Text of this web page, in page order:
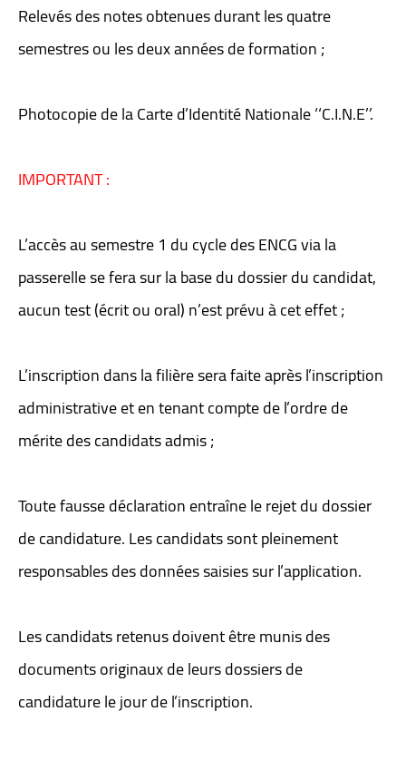
Relevés des notes obtenues durant les quatre
semestres ou les deux années de formation ;
Photocopie de la Carte d’Identité Nationale ‘‘C.I.N.E’’.
IMPORTANT :
L’accès au semestre 1 du cycle des ENCG via la
passerelle se fera sur la base du dossier du candidat,
aucun test (écrit ou oral) n’est prévu à cet effet ;
L’inscription dans la filière sera faite après l’inscription
administrative et en tenant compte de l’ordre de
mérite des candidats admis ;
Toute fausse déclaration entraîne le rejet du dossier
de candidature. Les candidats sont pleinement
responsables des données saisies sur l’application.
Les candidats retenus doivent être munis des
documents originaux de leurs dossiers de
candidature le jour de l’inscription.